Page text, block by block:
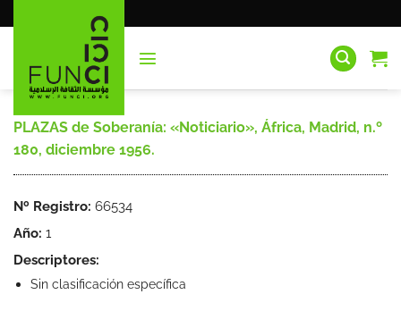
al
PLAZAS de Soberanía: «Noticiario», África, Madrid, n.º
180, diciembre 1956.
Nº Registro: 66534
Año: 1
Descriptores:
Sin clasificación específica